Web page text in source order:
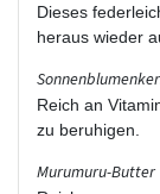
Dieses
heraus wieder
Reich an
zu beruhigen.
Murumuru-Butter